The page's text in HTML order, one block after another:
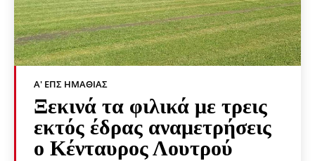
Α' ΕΠΣ ΗΜΑΘΊΑΣ
Ξεκινά τα φιλικά με τρεις
εκτός έδρας αναμετρήσεις
ο Κένταυρος Λουτρού